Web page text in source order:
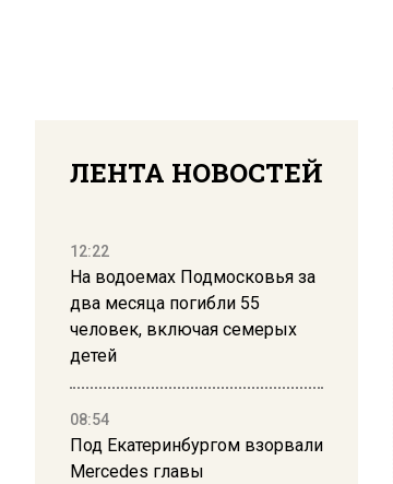
ЛЕНТА НОВОСТЕЙ
12:22
На водоемах Подмосковья за
два месяца погибли 55
человек, включая семерых
детей
08:54
Под Екатеринбургом взорвали
Mercedes главы